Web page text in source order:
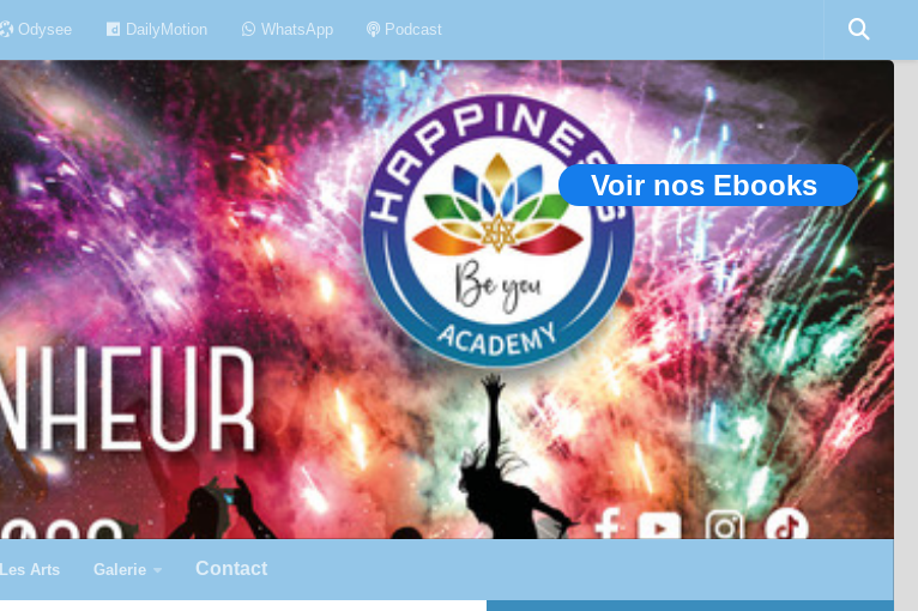
Odysee DailyMotion WhatsApp Podcast
Voir nos Ebooks
Les Arts Galerie Contact